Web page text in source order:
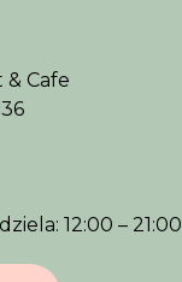
& Cafe
12:00 – 21:00